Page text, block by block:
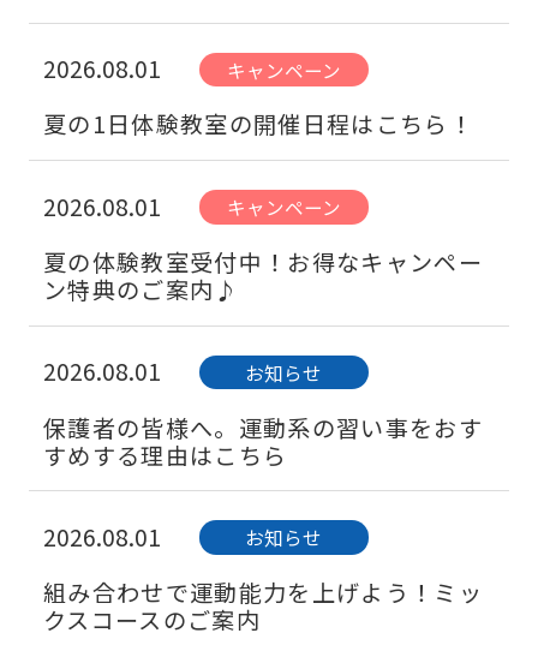
2026.08.01 キャンペーン
夏の1日体験教室の開催日程はこちら！
2026.08.01 キャンペーン
夏の体験教室受付中！お得なキャンペー
ン特典のご案内♪
2026.08.01 お知らせ
保護者の皆様へ。運動系の習い事をおす
すめする理由はこちら
2026.08.01 お知らせ
組み合わせで運動能力を上げよう！ミッ
クスコースのご案内